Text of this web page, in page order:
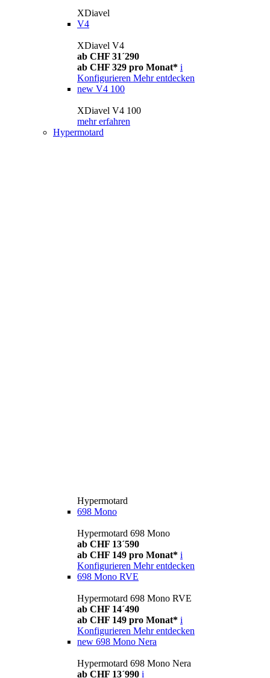
XDiavel
V4
XDiavel V4
ab CHF 31´290
ab CHF 329 pro Monat* i
Konfigurieren Mehr entdecken
new V4 100
XDiavel V4 100
mehr erfahren
Hypermotard
Hypermotard
698 Mono
Hypermotard 698 Mono
ab CHF 13´590
ab CHF 149 pro Monat* i
Konfigurieren Mehr entdecken
698 Mono RVE
Hypermotard 698 Mono RVE
ab CHF 14´490
ab CHF 149 pro Monat* i
Konfigurieren Mehr entdecken
new 698 Mono Nera
Hypermotard 698 Mono Nera
ab CHF 13´990 i